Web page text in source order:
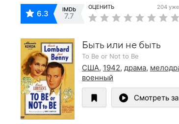
6.3 IMDb
7.7
ОЦЕНИТЬ 204
Быть или не быть
To Be or Not to Be
США, 1942, драма,
военный
Смотреть